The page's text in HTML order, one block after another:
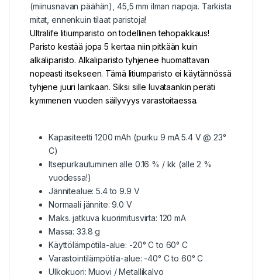
(miinusnavan päähän), 45,5 mm ilman napoja. Tarkista
mitat, ennenkuin tilaat paristoja!
Ultralife litiumparisto on todellinen tehopakkaus!
Paristo kestää jopa 5 kertaa niin pitkään kuin
alkaliparisto. Alkaliparisto tyhjenee huomattavan
nopeasti itsekseen. Tämä litiumparisto ei käytännössä
tyhjene juuri lainkaan. Siksi sille luvataankin peräti
kymmenen vuoden säilyvyys varastoitaessa.
Kapasiteetti 1200 mAh (purku 9 mA 5.4 V @ 23°
C)
Itsepurkautuminen alle 0.16 % / kk (alle 2 %
vuodessa!)
Jännitealue: 5.4 to 9.9 V
Normaali jännite: 9.0 V
Maks. jatkuva kuorimitusvirta: 120 mA
Massa: 33.8 g
Käyttölämpötila-alue: -20° C to 60° C
Varastointilämpötila-alue: -40° C to 60° C
Ulkokuori: Muovi / Metallikalvo